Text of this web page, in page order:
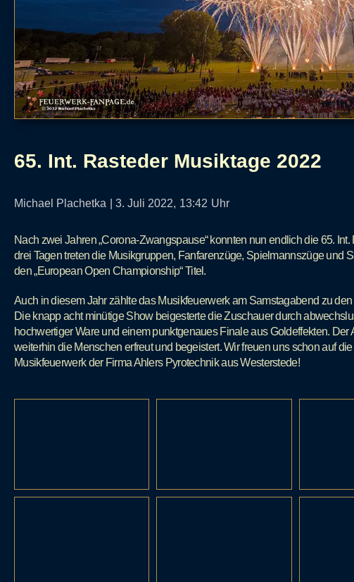
65. Int. Rasteder Musiktage 2022
Michael Plachetka 3. Juli 2022, 13:42 Uhr
Nach zwei Jahren „Corona-Zwangspause“ konnten nun endlich die 65.
drei Tagen treten die Musikgruppen, Fanfarenzüge, Spielmannszüge und
den „European Open Championship“ Titel.
Auch in diesem Jahr zählte das Musikfeuerwerk am Samstagabend zu
Die knapp acht minütige Show beigesterte die Zuschauer durch
hochwertiger Ware und einem punktgenaues Finale aus Goldeffekten.
weiterhin die Menschen erfreut und begeistert. Wir freuen uns schon auf
Musikfeuerwerk der Firma Ahlers Pyrotechnik aus Westerstede!